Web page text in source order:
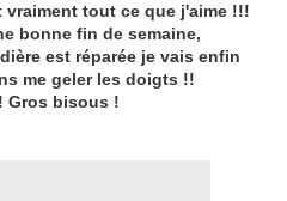
vraiment tout ce que j'aime !!!
bonne fin de semaine,
est réparée je vais enfin
me geler les doigts !!
Gros bisous !